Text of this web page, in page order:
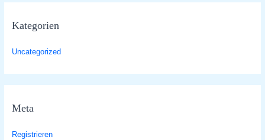
Kategorien
Uncategorized
Meta
Registrieren